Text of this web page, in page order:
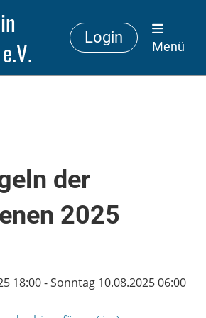
Login
Menü
der
2025
18:00 - Sonntag 10.08.2025 06:00